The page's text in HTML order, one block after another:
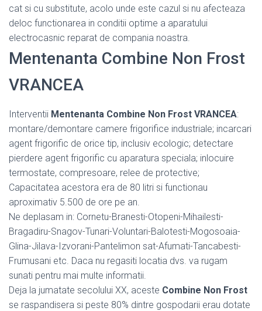
cat si cu substitute, acolo unde este cazul si nu afecteaza
deloc functionarea in conditii optime a aparatului
electrocasnic reparat de compania noastra.
Mentenanta Combine Non Frost
VRANCEA
Interventii Mentenanta Combine Non Frost VRANCEA:
montare/demontare camere frigorifice industriale; incarcari
agent frigorific de orice tip, inclusiv ecologic; detectare
pierdere agent frigorific cu aparatura speciala; inlocuire
termostate, compresoare, relee de protective;
Capacitatea acestora era de 80 litri si functionau
aproximativ 5.500 de ore pe an.
Ne deplasam in: Cornetu-Branesti-Otopeni-Mihailesti-
Bragadiru-Snagov-Tunari-Voluntari-Balotesti-Mogosoaia-
Glina-Jilava-Izvorani-Pantelimon sat-Afumati-Tancabesti-
Frumusani etc. Daca nu regasiti locatia dvs. va rugam
sunati pentru mai multe informatii.
Deja la jumatate secolului XX, aceste Combine Non Frost
se raspandisera si peste 80% dintre gospodarii erau dotate